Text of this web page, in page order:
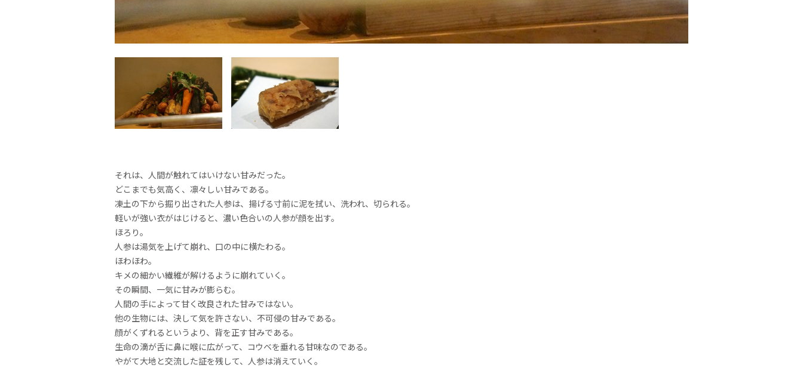
それは、人間が触れてはいけない甘みだった。
どこまでも気高く、凛々しい甘みである。
凍土の下から掘り出された人参は、揚げる寸前に泥を拭い、洗われ、切られる。
軽いが強い衣がはじけると、濃い色合いの人参が顔を出す。
ほろり。
人参は湯気を上げて崩れ、口の中に横たわる。
ほわほわ。
キメの細かい繊維が解けるように崩れていく。
その瞬間、一気に甘みが膨らむ。
人間の手によって甘く改良された甘みではない。
他の生物には、決して気を許さない、不可侵の甘みである。
顔がくずれるというより、背を正す甘みである。
生命の滴が舌に鼻に喉に広がって、コウベを垂れる甘味なのである。
やがて大地と交流した証を残して、人参は消えていく。